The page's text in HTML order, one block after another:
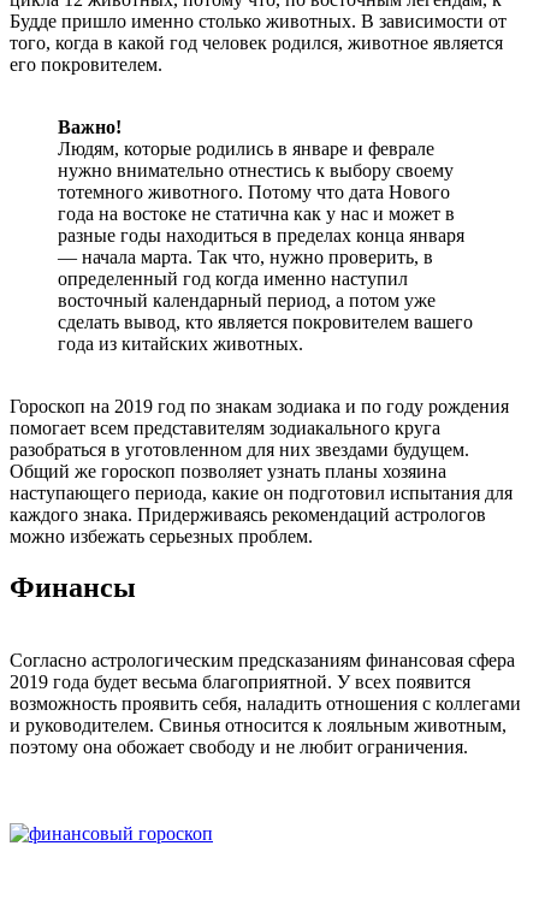
Будде пришло именно столько животных. В зависимости от
того, когда в какой год человек родился, животное является
его покровителем.
Важно!
Людям, которые родились в январе и феврале
нужно внимательно отнестись к выбору своему
тотемного животного. Потому что дата Нового
года на востоке не статична как у нас и может в
разные годы находиться в пределах конца января
— начала марта. Так что, нужно проверить, в
определенный год когда именно наступил
восточный календарный период, а потом уже
сделать вывод, кто является покровителем вашего
года из китайских животных.
Гороскоп на 2019 год по знакам зодиака и по году рождения
помогает всем представителям зодиакального круга
разобраться в уготовленном для них звездами будущем.
Общий же гороскоп позволяет узнать планы хозяина
наступающего периода, какие он подготовил испытания для
каждого знака. Придерживаясь рекомендаций астрологов
можно избежать серьезных проблем.
Финансы
Согласно астрологическим предсказаниям финансовая сфера
2019 года будет весьма благоприятной. У всех появится
возможность проявить себя, наладить отношения с коллегами
и руководителем. Свинья относится к лояльным животным,
поэтому она обожает свободу и не любит ограничения.